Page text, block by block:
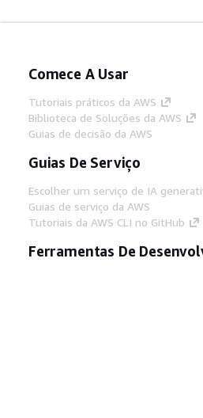
Comece A Usar
Tutoriais práticos da AWS
Biblioteca de Soluções da AWS
Guias de decisão da AWS
Guias De Serviço
Escolher um serviço de IA
Guias de serviço da AWS
Tutoriais da AWS CLI no GitHub
Ferramentas De